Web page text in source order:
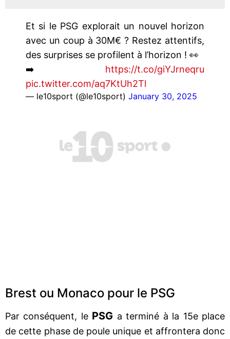
Et si le PSG explorait un nouvel horizon
avec un coup à 30M€ ? Restez attentifs,
des surprises se profilent à l’horizon ! 👀
➡️ https://t.co/giYJrneqru
pic.twitter.com/aq7KtUh2Tl
— le10sport (@le10sport) January 30, 2025
Brest ou Monaco pour le PSG
Par conséquent, le PSG a terminé à la 15e place
de cette phase de poule unique et affrontera donc